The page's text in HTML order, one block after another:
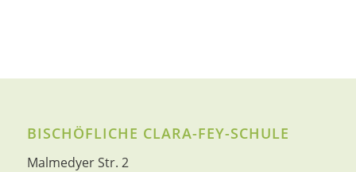
BISCHÖFLICHE CLARA-FEY-SCHULE
Malmedyer Str. 2